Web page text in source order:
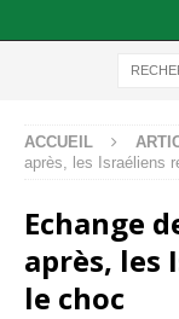
ACCUEIL
après, les Israéliens
Echange
après, les
le choc